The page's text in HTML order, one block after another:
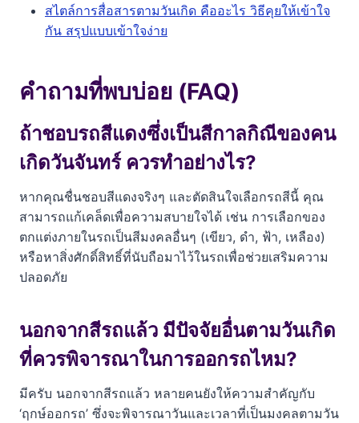
สไตล์การสื่อสารตามวันเกิด คืออะไร วิธีคุยให้เข้าใจ
กัน สรุปแบบเข้าใจง่าย
คำถามที่พบบ่อย (FAQ)
ถ้าชอบรถสีแดงซึ่งเป็นสีกาลกิณีของคน
เกิดวันจันทร์ ควรทำอย่างไร?
หากคุณชื่นชอบสีแดงจริงๆ และตัดสินใจเลือกรถสีนี้ คุณ
สามารถแก้เคล็ดเพื่อความสบายใจได้ เช่น การเลือกของ
ตกแต่งภายในรถเป็นสีมงคลอื่นๆ (เขียว, ดำ, ฟ้า, เหลือง)
หรือหาสิ่งศักดิ์สิทธิ์ที่นับถือมาไว้ในรถเพื่อช่วยเสริมความ
ปลอดภัย
นอกจากสีรถแล้ว มีปัจจัยอื่นตามวันเกิด
ที่ควรพิจารณาในการออกรถไหม?
มีครับ นอกจากสีรถแล้ว หลายคนยังให้ความสำคัญกับ
‘ฤกษ์ออกรถ’ ซึ่งจะพิจารณาวันและเวลาที่เป็นมงคลตามวัน